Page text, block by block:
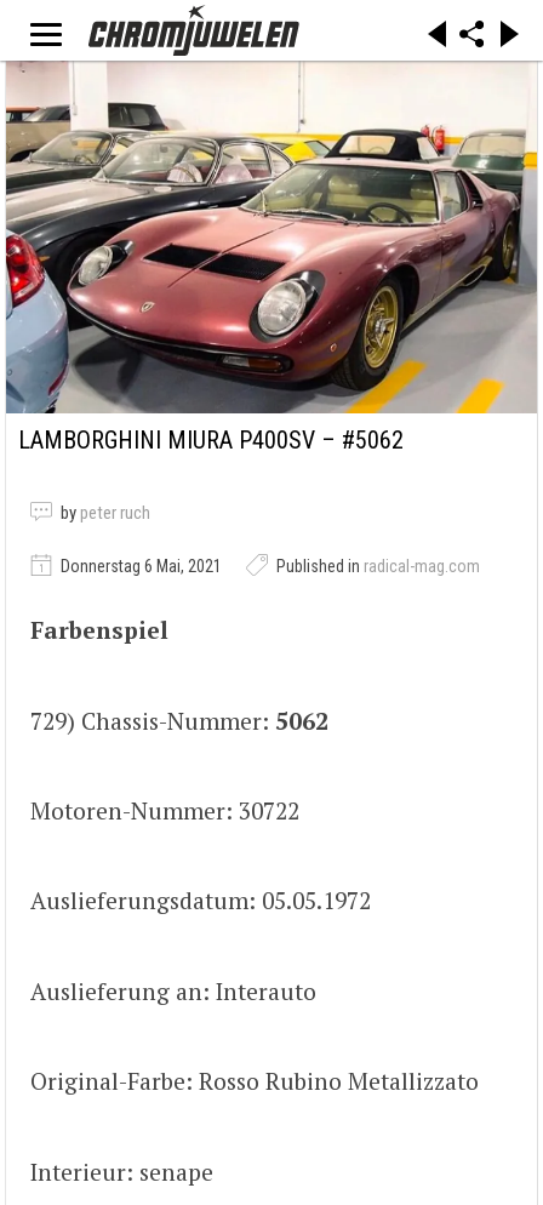
LAMBORGHINI MIURA P400SV – #5062
by peter ruch
Donnerstag 6 Mai, 2021 Published in radical-mag.com
Farbenspiel
729) Chassis-Nummer: 5062
Motoren-Nummer: 30722
Auslieferungsdatum: 05.05.1972
Auslieferung an: Interauto
Original-Farbe: Rosso Rubino Metallizzato
Interieur: senape